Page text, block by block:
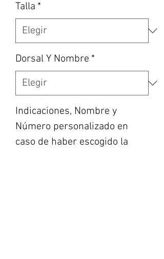
Talla *
Dorsal Y Nombre *
Indicaciones, Nombre y
Número personalizado en
caso de haber escogido la